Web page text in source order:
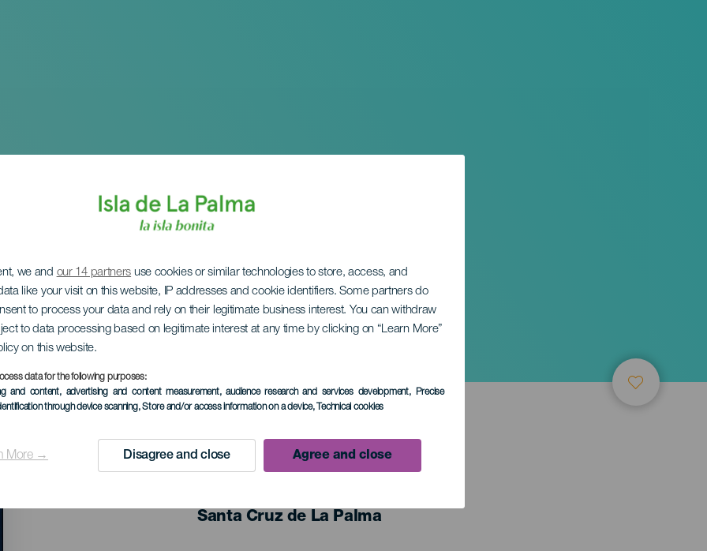
we and our 14 partners use cookies or similar technologies to store, access, and
like your visit on this website, IP addresses and cookie identifiers. Some partners do
to process your data and rely on their legitimate business interest. You can withdraw
to data processing based on legitimate interest at any time by clicking on “Learn More”
on this website.
data for the following purposes:
and content, advertising and content measurement, audience research and services development, Precise
through device scanning, Store and/or access information on a device, Technical cookies
More → Disagree and close Agree and close
Merlo
EVENTO PASADO
Localidad
Santa Cruz de La Palma